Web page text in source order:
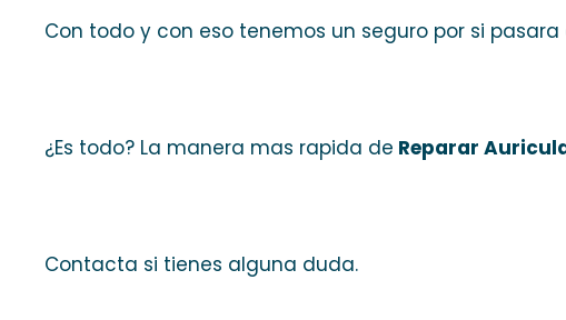
Con todo y con eso tenemos un seguro por si
¿Es todo? La manera mas rapida de Reparar
Contacta si tienes alguna duda.